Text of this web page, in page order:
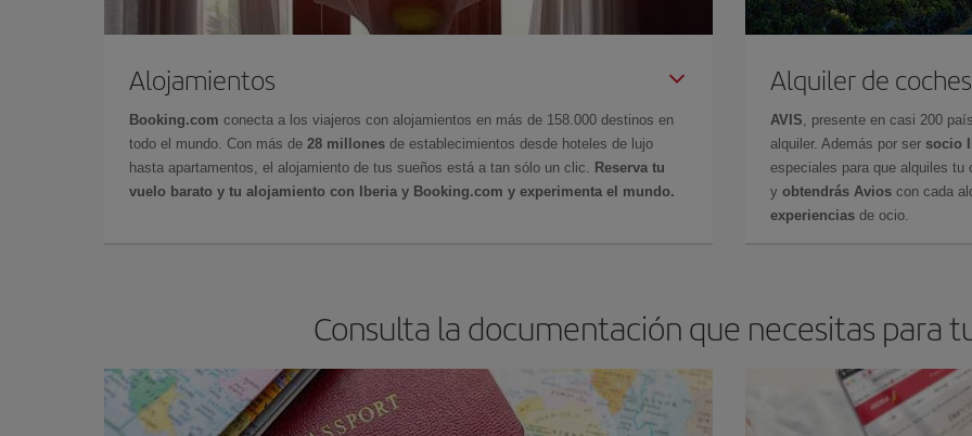
Alojamientos
Booking.com conecta a los viajeros con alojamientos en más de 158.000 destinos en
todo el mundo. Con más de 28 millones de establecimientos desde hoteles de lujo
hasta apartamentos, el alojamiento de tus sueños está a tan sólo un clic.
Reserva tu
vuelo barato y tu alojamiento con Iberia y Booking.com y experimenta el mundo.
Alquiler de coches
AVIS , presente en casi 200
alquiler. Además por ser socio
especiales para que alquiles tu
y obtendrás Avios con cada
experiencias de ocio.
Consulta la documentación que necesitas para